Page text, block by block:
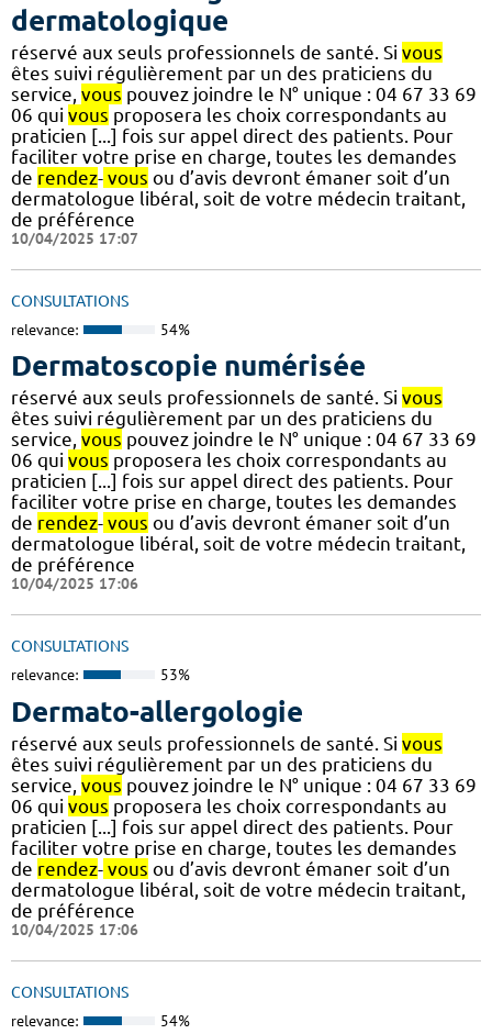
dermatologique
réservé aux seuls professionnels de santé. Si vous
êtes suivi régulièrement par un des praticiens du
service, vous pouvez joindre le N° unique : 04 67 33 69
06 qui vous proposera les choix correspondants au
praticien [...] fois sur appel direct des patients. Pour
faciliter votre prise en charge, toutes les demandes
de rendez- vous ou d’avis devront émaner soit d’un
dermatologue libéral, soit de votre médecin traitant,
de préférence
10/04/2025 17:07
CONSULTATIONS
relevance: 54%
Dermatoscopie numérisée
réservé aux seuls professionnels de santé. Si vous
êtes suivi régulièrement par un des praticiens du
service, vous pouvez joindre le N° unique : 04 67 33 69
06 qui vous proposera les choix correspondants au
praticien [...] fois sur appel direct des patients. Pour
faciliter votre prise en charge, toutes les demandes
de rendez- vous ou d’avis devront émaner soit d’un
dermatologue libéral, soit de votre médecin traitant,
de préférence
10/04/2025 17:06
CONSULTATIONS
relevance: 53%
Dermato-allergologie
réservé aux seuls professionnels de santé. Si vous
êtes suivi régulièrement par un des praticiens du
service, vous pouvez joindre le N° unique : 04 67 33 69
06 qui vous proposera les choix correspondants au
praticien [...] fois sur appel direct des patients. Pour
faciliter votre prise en charge, toutes les demandes
de rendez- vous ou d’avis devront émaner soit d’un
dermatologue libéral, soit de votre médecin traitant,
de préférence
10/04/2025 17:06
CONSULTATIONS
relevance: 54%